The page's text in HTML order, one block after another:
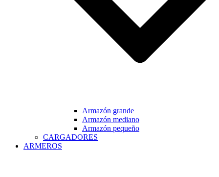
Armazón grande
Armazón mediano
Armazón pequeño
CARGADORES
ARMEROS